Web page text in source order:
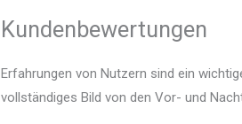
Kundenbewertungen
Erfahrungen von Nutzern sind ein
vollständiges Bild von den Vor- und